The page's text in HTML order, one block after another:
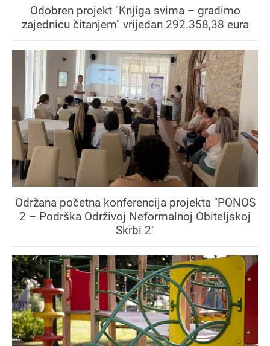
Odobren projekt "Knjiga svima – gradimo
zajednicu čitanjem" vrijedan 292.358,38 eura
Održana početna konferencija projekta "PONOS
2 – Podrška Održivoj Neformalnoj Obiteljskoj
Skrbi 2"